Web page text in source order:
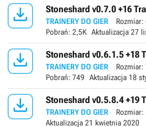
 Stoneshard v0.7.0 +16
TRAINERY DO GIER Rozmiar:
Pobrań: 2,5K Aktualizacja 27
 Stoneshard v0.6.1.5 +18
TRAINERY DO GIER Rozmiar:
Pobrań: 749 Aktualizacja 18
 Stoneshard v0.5.8.4 +19
TRAINERY DO GIER Rozmiar:
Aktualizacja 21 kwietnia 2020